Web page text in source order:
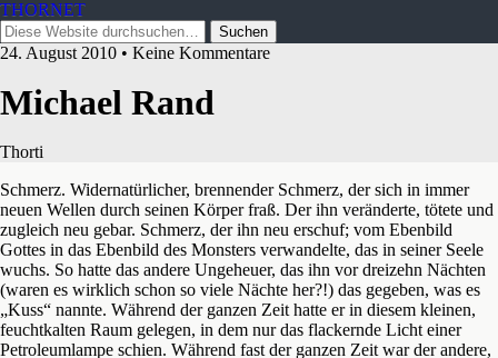
THORNET
24. August 2010 • Keine Kommentare
Michael Rand
Thorti
Schmerz. Widernatürlicher, brennender Schmerz, der sich in immer
neuen Wellen durch seinen Körper fraß. Der ihn veränderte, tötete und
zugleich neu gebar. Schmerz, der ihn neu erschuf; vom Ebenbild
Gottes in das Ebenbild des Monsters verwandelte, das in seiner Seele
wuchs. So hatte das andere Ungeheuer, das ihn vor dreizehn Nächten
(waren es wirklich schon so viele Nächte her?!) das gegeben, was es
„Kuss“ nannte. Während der ganzen Zeit hatte er in diesem kleinen,
feuchtkalten Raum gelegen, in dem nur das flackernde Licht einer
Petroleumlampe schien. Während fast der ganzen Zeit war der andere,